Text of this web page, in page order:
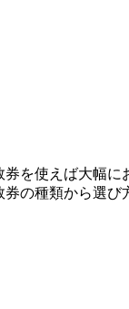
を使えば大幅
の種類から選